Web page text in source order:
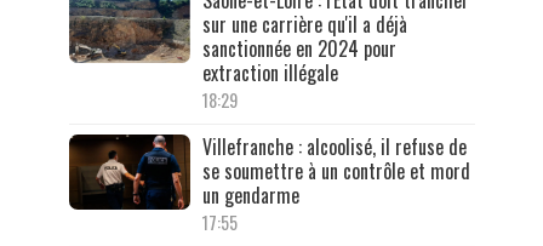
sur une carrière qu'il a déjà
sanctionnée en 2024 pour
extraction illégale
18:29
Villefranche : alcoolisé, il refuse de
se soumettre à un contrôle et mord
un gendarme
17:55